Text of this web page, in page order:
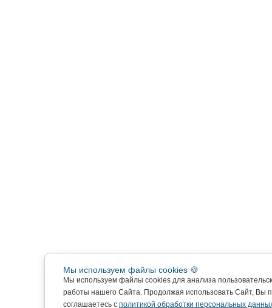
Мы используем файлы cookies 🍪
Мы используем файлы cookies для анализа
работы нашего Сайта. Продолжая использовать Сайт, Вы
соглашаетесь с политикой обработки персональных